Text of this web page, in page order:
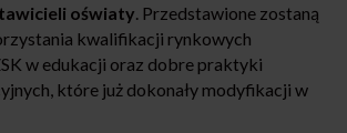
oświaty. Przedstawione zostaną
kwalifikacji rynkowych
w edukacji oraz dobre praktyki
które już dokonały modyfikacji w